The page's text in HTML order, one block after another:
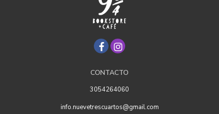
CONTACTO
3054264060
info.nuevetrescuartos@gmail.com